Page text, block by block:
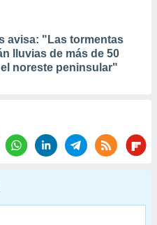
avisa: "Las tormentas
lluvias de más de 50
el noreste peninsular"